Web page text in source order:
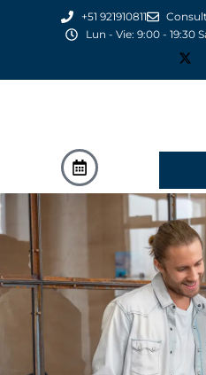
+51 921910811
Lun - Vie: 9:00 - 19:30